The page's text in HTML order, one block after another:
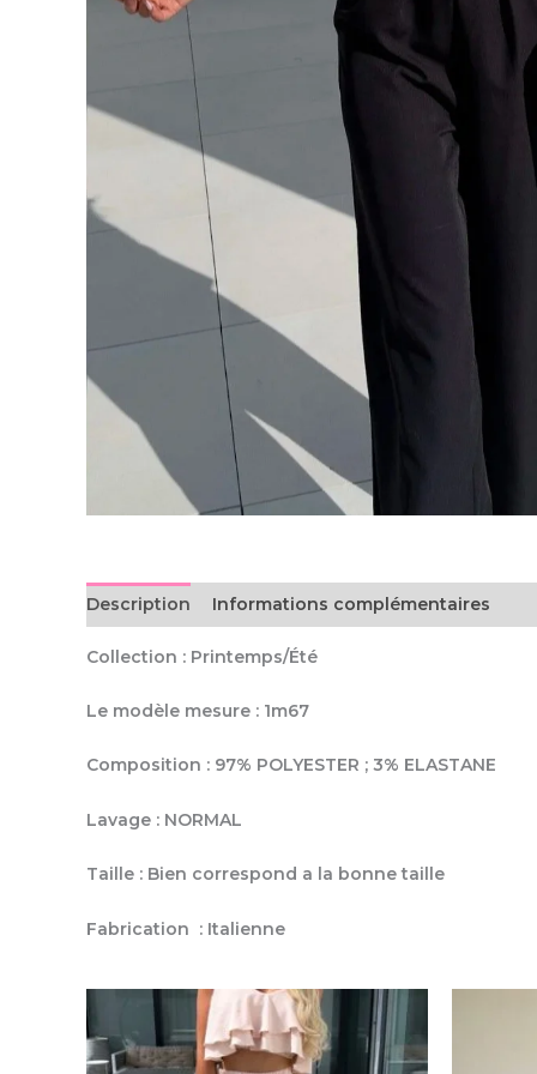
Description Informations complémentaires
Collection : Printemps/Été
Le modèle mesure : 1m67
Composition : 97% POLYESTER ; 3% ELASTANE
Lavage : NORMAL
Taille : Bien correspond a la bonne taille
Fabrication : Italienne
Produits similaires
Ce
produit
a